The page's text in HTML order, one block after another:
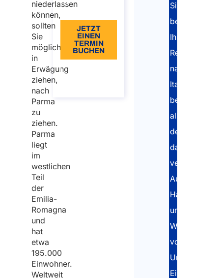
nach
Parma
wohnen
kann
Gesundheitsversorgung
in Parma
Parma, die
Hauptstadt
des Food
Valley
Nicht
nur
Essen
Klima in
Parma:
Wie ist das
Wetter in
Emilia-
Romagna?
niederlassen
können,
sollten
Sie
möglicherweise
in
Erwägung
ziehen,
nach
Parma
zu
ziehen.
Parma
liegt
im
westlichen
Teil
der
Emilia-
Romagna
und
hat
etwa
195.000
Einwohner.
Weltweit
- IT
JETZT
EINEN
TERMIN
BUCHEN
Sie
bei
Ihrer
Relocation
nach
Italien
bei
all
den
damit
verbundenen
Aufgaben.
Haus-
und
Einrichtung